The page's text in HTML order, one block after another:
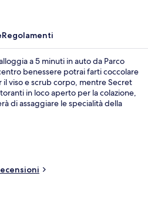
Regolamenti
a 5 minuti in auto da Parco
benessere potrai farti coccolare
viso e scrub corpo, mentre Secret
in loco aperto per la colazione,
di assaggiare le specialità della
un bar a bordo piscina e una
viaggiatori apprezzano il
La struttura è una comoda base
Stazione BTS di Surasak si trova a
Saint Louis a 7.